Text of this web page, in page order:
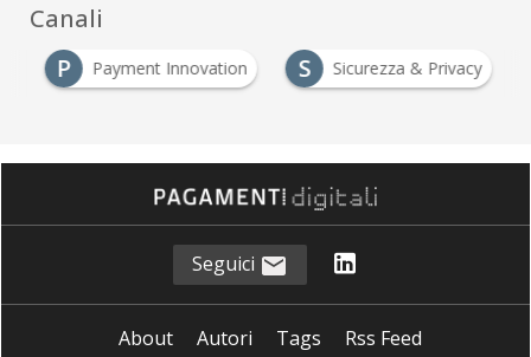
Canali
P Payment Innovation S Sicurezza & Privacy
Seguici
About Autori Tags
Rss Feed